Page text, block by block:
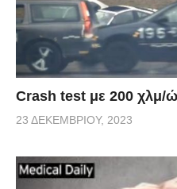
Crash test με 200 χλμ/
23 ΔΕΚΕΜΒΡΊΟΥ, 2023